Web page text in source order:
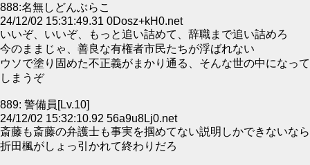
888:名無しどんぶらこ
24/12/02 15:31:49.31 0Dosz+kH0.net
いいぞ、いいぞ、もっと追い詰めて、辞職まで追い詰めろ
今のままじゃ、善良な有権者市民たちが浮ばれない
ウソで塗り固めた不正義がまかり通る、そんな世の中になって
しまうぞ
889: 警備員[Lv.10]
24/12/02 15:32:10.92 56a9u8Lj0.net
斎藤も斎藤の弁護士も事実を掴めてない説明しかできないなら
折田楓がしょっ引かれて終わりだろ